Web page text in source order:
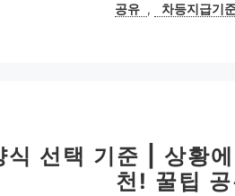
공유 , 차등지급기
식 선택 기준 | 상황
천! 꿀팁